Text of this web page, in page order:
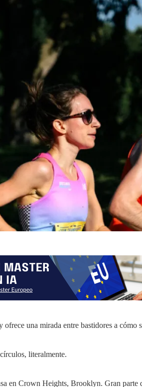
una mirada entre bastidores a cómo
literalmente.
en Crown Heights, Brooklyn. Gran parte